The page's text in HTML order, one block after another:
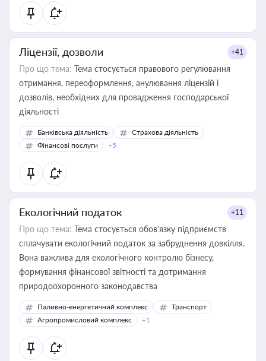
Ліцензії, дозволи +41
Про що тема: Тема стосується правового регулювання
отримання, переоформлення, анулювання ліцензій і
дозволів, необхідних для провадження господарської
діяльності
Банківська діяльність
Страхова діяльність
Фінансові послуги
+5
Екологічний податок +11
Про що тема: Тема стосується обов’язку підприємств
сплачувати екологічний податок за забруднення довкілля.
Вона важлива для екологічного контролю бізнесу,
формування фінансової звітності та дотримання
природоохоронного законодавства
Паливно-енергетичний комплекс
Транспорт
Агропромисловий комплекс
+1